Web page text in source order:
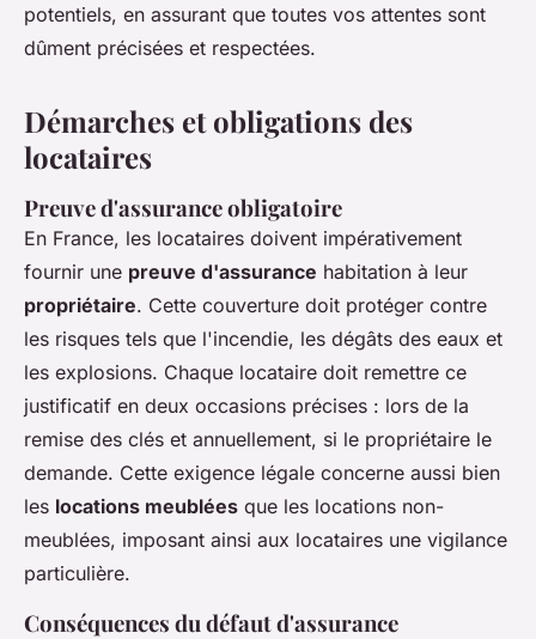
potentiels, en assurant que toutes vos attentes sont
dûment précisées et respectées.
Démarches et obligations des
locataires
Preuve d'assurance obligatoire
En France, les locataires doivent impérativement
fournir une preuve d'assurance habitation à leur
propriétaire. Cette couverture doit protéger contre
les risques tels que l'incendie, les dégâts des eaux et
les explosions. Chaque locataire doit remettre ce
justificatif en deux occasions précises : lors de la
remise des clés et annuellement, si le propriétaire le
demande. Cette exigence légale concerne aussi bien
les locations meublées que les locations non-
meublées, imposant ainsi aux locataires une vigilance
particulière.
Conséquences du défaut d'assurance